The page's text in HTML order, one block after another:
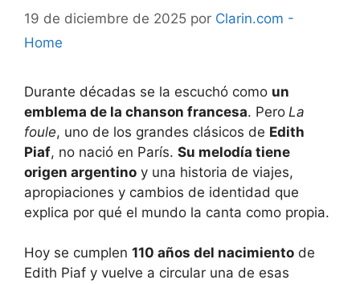
19 de diciembre de 2025 por Clarin.com -
Home
Durante décadas se la escuchó como un
emblema de la chanson francesa. Pero La
foule, uno de los grandes clásicos de Edith
Piaf, no nació en París. Su melodía tiene
origen argentino y una historia de viajes,
apropiaciones y cambios de identidad que
explica por qué el mundo la canta como propia.
Hoy se cumplen 110 años del nacimiento de
Edith Piaf y vuelve a circular una de esas